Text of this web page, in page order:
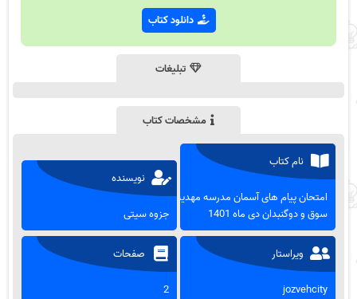
دانلود کتاب
تبلیغات
مشخصات کتاب
نام کتاب
امتحان پیام های آسمان مدرسه مهدیه
سوق و دوگنبدان دی ماه 1401
نویسنده
جزوه سیتی
ویراستار
jozvehcity
صفحات
2